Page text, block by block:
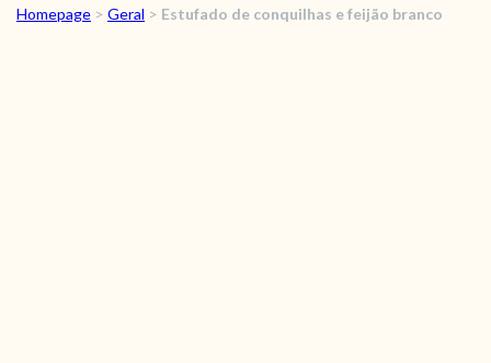
RECEITAS
Homepage > Geral > Estufado de conquilhas e feijão branco